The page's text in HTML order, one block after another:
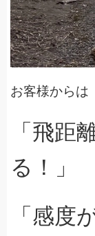
お客様からは
「飛距
る！」
「感度